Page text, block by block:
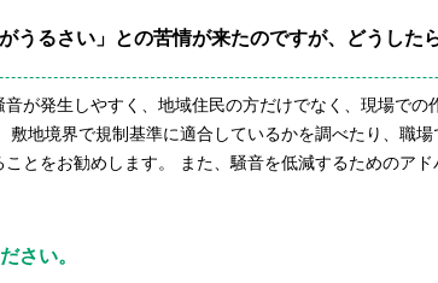
うるさい」との苦情が来たのですが、どうした
が発生しやすく、地域住民の方だけでなく、現場での
敷地境界で規制基準に適合しているかを調べたり、職
とをお勧めします。 また、騒音を低減するためのア
さい。